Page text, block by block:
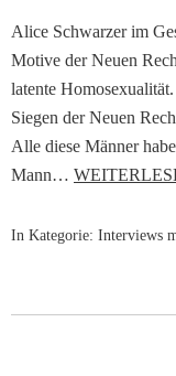
Alice Schwarzer im
Motive der Neuen
latente
Siegen der Neuen
Alle diese Männer
Mann…
In Kategorie: Interviews